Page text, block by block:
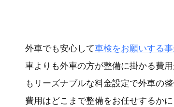
外車でも安心して車検をお願いする
車よりも外車の方が整備に掛かる費
もリーズナブルな料金設定で外車の
費用はどこまで整備をお任せするかに